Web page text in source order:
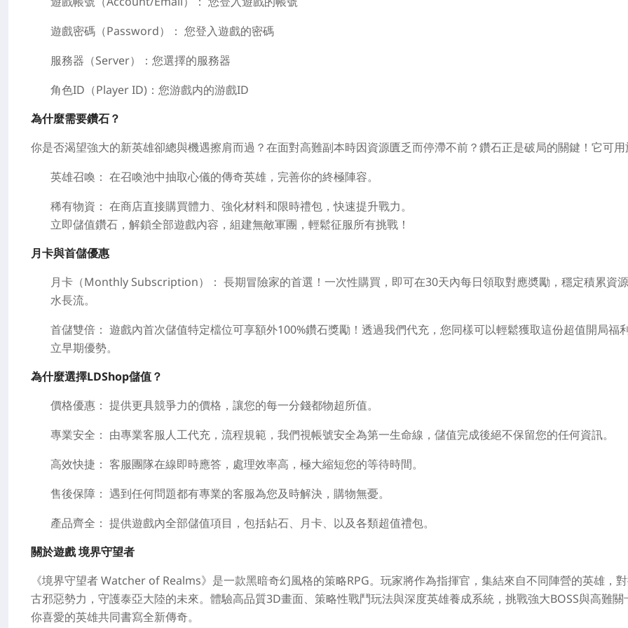
遊戲密碼（Password）： 您登入遊戲的密碼
服務器（Server）： 您選擇的服務器
角色ID（Player ID)： 您游戲内的游戲ID
為什麼需要鑽石？
你是否渴望強大的新英雄卻總與機遇擦肩而過？在面對高難副本時因資源匱乏而停滯不前？鑽石正是破局的關鍵！它可用
英雄召喚： 在召喚池中抽取心儀的傳奇英雄，完善你的終極陣容。
稀有物資： 在商店直接購買體力、強化材料和限時禮包，快速提升戰力。
立即儲值鑽石，解鎖全部遊戲內容，組建無敵軍團，輕鬆征服所有挑戰！
月卡與首儲優惠
月卡（Monthly Subscription）： 長期冒險家的首選！一次性購買，即可在30天內每日領取對應奬勵 ，穩定積累資
水長流。
首儲雙倍： 遊戲內首次儲值特定檔位可享額外100%鑽石獎勵 ！透過我們代充，您同樣可以輕鬆獲取這份超值開局福
立早期優勢。
為什麼選擇LDShop儲值？
價格優惠： 提供更具競爭力的價格，讓您的每一分錢都物超所值。
專業安全： 由專業客服人工代充 ，流程規範，我們視帳號安全為第一生命線，儲值完成後絕不保留您的任何資訊。
高效快捷： 客服團隊在線即時應答，處理效率高，極大縮短您的等待時間。
售後保障： 遇到任何問題都有專業的客服為您及時解決，購物無憂。
產品齊全： 提供遊戲內全部儲值項目，包括鉆石、月卡、以及各類超值禮包。
關於遊戲境界守望者
《境界守望者 Watcher of Realms》是一款黑暗奇幻風格的策略RPG。玩家將作為指揮官，集結來自不同陣營的英雄，
古邪惡勢力，守護泰亞大陸的未來。體驗高品質3D畫面、策略性戰鬥玩法與深度英雄養成系統，挑戰強大BOSS與高難關
你喜愛的英雄共同書寫全新傳奇。